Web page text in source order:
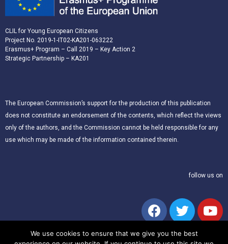
CLIL for Young European Citizens
Project No. 2019-1-IT02-KA201-063222
Erasmus+ Program – Call 2019 – Key Action 2
Strategic Partnership – KA201
The European Commission’s support for the production of this publication
does not constitute an endorsement of the contents, which reflect the views
only of the authors, and the Commission cannot be held responsible for any
use which may be made of the information contained therein.
follow us on
We use cookies to ensure that we give you the best